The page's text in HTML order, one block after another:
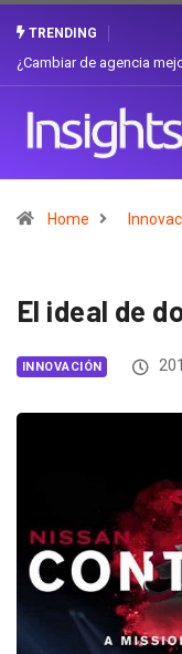
TRENDING
Gabriela Herrera y el
Home
El ideal de
INNOVACIÓN